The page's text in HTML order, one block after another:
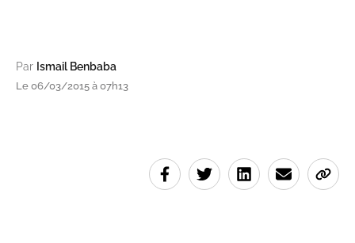
Par Ismail Benbaba
Le 06/03/2015 à 07h13